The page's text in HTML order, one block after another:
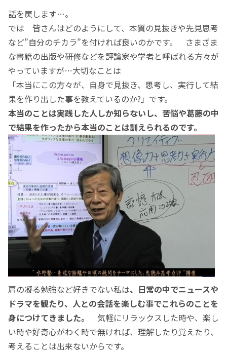
話を戻します…。
では 皆さんはどのようにして、本質の見抜きや先見思考
など”自分のチカラ”を付ければ良いのかです。 さまざま
な書籍の出版や研修などを評論家や学者と呼ばれる方々が
やっていますが…大切なことは
「本当にこの方々が、自身で見抜き、思考し、実行して結
果を作り出した事を教えているのか?」です。
本当のことは実践した人しか知らないし、苦悩や葛藤の中
で結果を作ったから本当のことは訓えられるのです。
肩の凝る勉強など好きでない私は、日常の中でニュースや
ドラマを観たり、人との会話を楽しむ事でこれらのことを
身につけてきました。 気軽にリラックスした時や、楽し
い時や好奇心がわく時で無ければ、理解したり覚えたり、
考えることは出来ないからです。